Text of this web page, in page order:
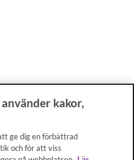
kakor,
ge dig en förbättrad
och för att viss